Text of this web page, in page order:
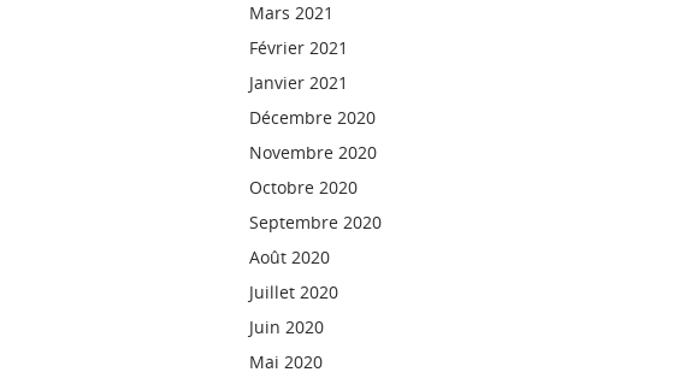
Mars 2021
Février 2021
Janvier 2021
Décembre 2020
Novembre 2020
Octobre 2020
Septembre 2020
Août 2020
Juillet 2020
Juin 2020
Mai 2020